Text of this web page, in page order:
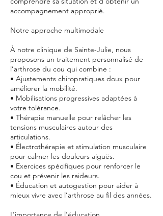
accompagnement approprié.
Notre approche multimodale
À notre clinique de Sainte-Julie, nous
proposons un traitement personnalisé de
l’arthrose du cou qui combine :
• Ajustements chiropratiques doux pour
améliorer la mobilité.
• Mobilisations progressives adaptées à
votre tolérance.
• Thérapie manuelle pour relâcher les
tensions musculaires autour des
articulations.
• Électrothérapie et stimulation musculaire
pour calmer les douleurs aiguës.
• Exercices spécifiques pour renforcer le
cou et prévenir les raideurs.
• Éducation et autogestion pour aider à
mieux vivre avec l’arthrose au fil des années.